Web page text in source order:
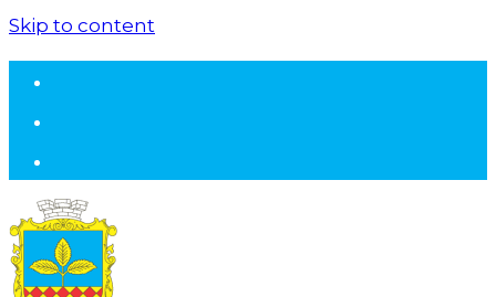
Skip to content